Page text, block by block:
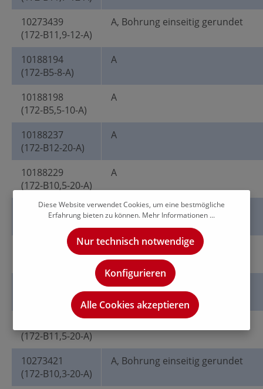
10273439
(172-B11,9-12-A)
A, Bohrung einseitig gerundet
10188194
(172-B5-8-A)
A
10188198
(172-B5,5-10-A)
A
10188237
(172-B12-20-A)
A
10188229
(172-B10,5-20-A)
A
10188232
(172-B11-20-A)
A
A
(172-B11,8-20-A)
A
(172-B11,5-20-A)
10273421
(172-B10,3-20-A)
A, Bohrung einseitig gerundet
Diese Website verwendet Cookies, um eine bestmögliche
Erfahrung bieten zu können. Mehr Informationen ...
Nur technisch notwendige
Konfigurieren
Alle Cookies akzeptieren